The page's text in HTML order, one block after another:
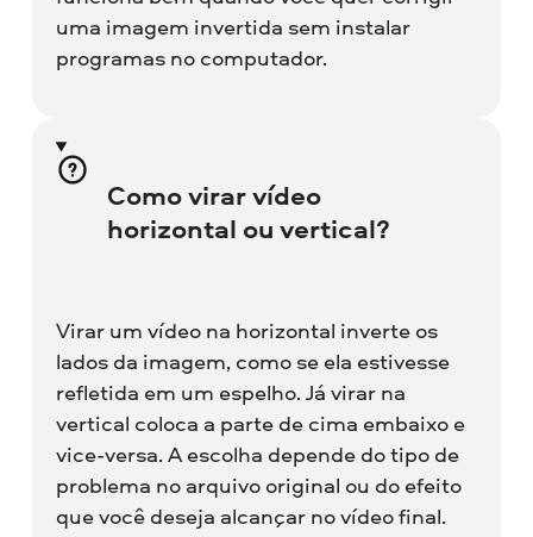
uma imagem invertida sem instalar
programas no computador.
Como virar vídeo
horizontal ou vertical?
Virar um vídeo na horizontal inverte os
lados da imagem, como se ela estivesse
refletida em um espelho. Já virar na
vertical coloca a parte de cima embaixo e
vice-versa. A escolha depende do tipo de
problema no arquivo original ou do efeito
que você deseja alcançar no vídeo final.